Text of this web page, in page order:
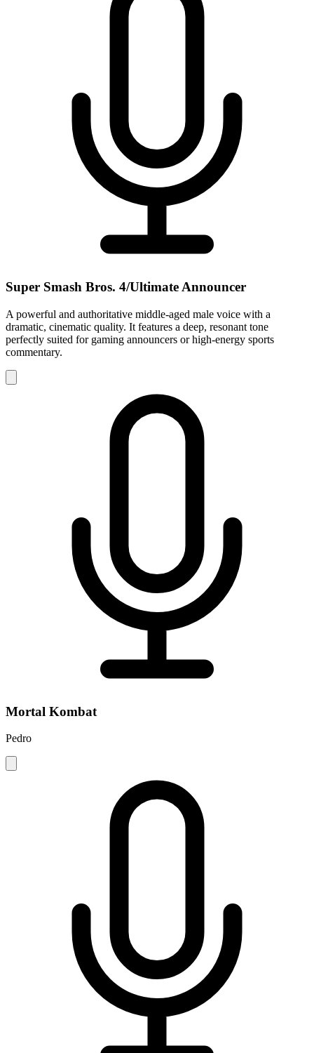
Super Smash Bros. 4/Ultimate Announcer
A powerful and authoritative middle-aged male voice with a
dramatic, cinematic quality. It features a deep, resonant tone
perfectly suited for gaming announcers or high-energy sports
commentary.
Mortal Kombat
Pedro